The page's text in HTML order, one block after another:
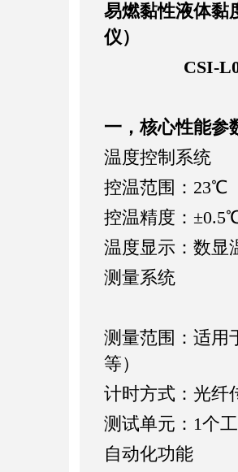
易燃黏性液体黏
仪）
CSI-
一，核心性能参
‌温度控制系统‌
控温范围‌：23℃
控温精度‌：
温度显示‌：数显
‌测量系统‌
测量范围‌：适用
等）
计时方式‌：光纤
测试单元‌：1个
‌自动化功能‌